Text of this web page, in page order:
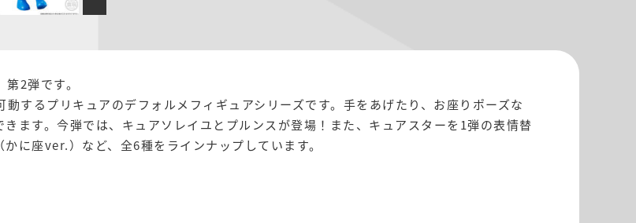
2弾です。
するプリキュアのデフォルメフィギュアシリーズです。手をあげたり、お座りポーズな
ます。今弾では、キュアソレイユとプルンスが登場！また、キュアスターを1弾の表情替
に座ver.）など、全6種をラインナップしています。